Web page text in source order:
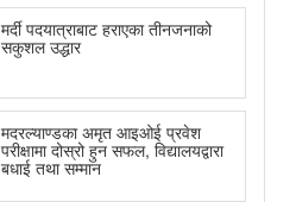
मर्दी पदयात्राबाट हराएका तीनजनाको
सकुशल उद्धार
मदरल्याण्डका अमृत आइओई प्रवेश
परीक्षामा दोस्रो हुन सफल, विद्यालयद्वारा
बधाई तथा सम्मान